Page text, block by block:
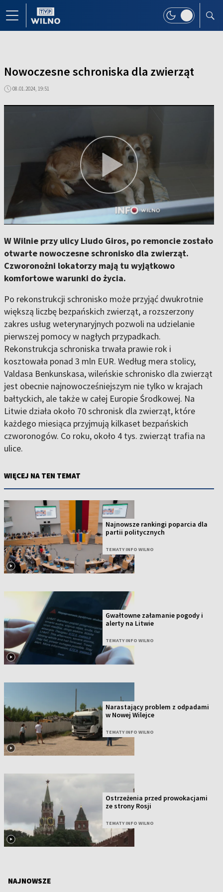
Nowoczesne schroniska dla zwierząt
08.01.2024, 19:51
W Wilnie przy ulicy Liudo Giros, po remoncie zostało
otwarte nowoczesne schronisko dla zwierząt.
Czworonożni lokatorzy mają tu wyjątkowo
komfortowe warunki do życia.
Po rekonstrukcji schronisko może przyjąć dwukrotnie
większą liczbę bezpańskich zwierząt, a rozszerzony
zakres usług weterynaryjnych pozwoli na udzielanie
pierwszej pomocy w nagłych przypadkach.
Rekonstrukcja schroniska trwała prawie rok i
kosztowała ponad 3 mln EUR. Według mera stolicy,
Valdasa Benkunskasa, wileńskie schronisko dla zwierząt
jest obecnie najnowocześniejszym nie tylko w krajach
bałtyckich, ale także w całej Europie Środkowej. Na
Litwie działa około 70 schronisk dla zwierząt, które
każdego miesiąca przyjmują kilkaset bezpańskich
czworonogów. Co roku, około 4 tys. zwierząt trafia na
ulice.
WIĘCEJ NA TEN TEMAT
Najnowsze rankingi poparcia dla
partii politycznych
TEMATY INFO WILNO
Gwałtowne załamanie pogody i
alerty na Litwie
TEMATY INFO WILNO
Narastający problem z odpadami
w Nowej Wilejce
TEMATY INFO WILNO
Ostrzeżenia przed prowokacjami
ze strony Rosji
TEMATY INFO WILNO
NAJNOWSZE